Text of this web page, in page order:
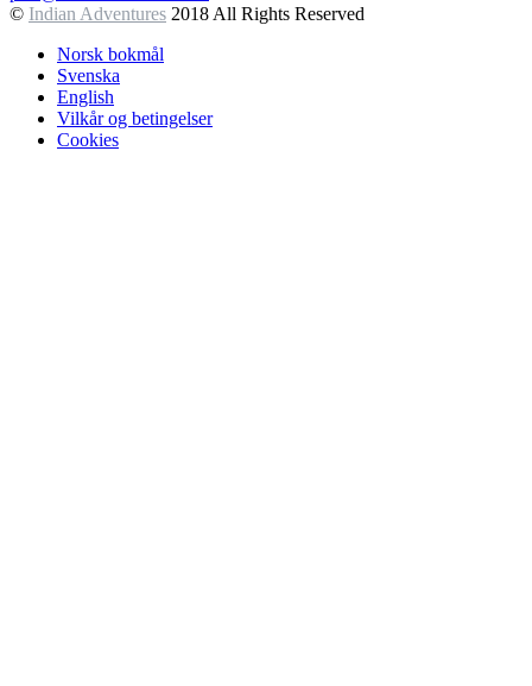
© Indian Adventures 2018 All Rights Reserved
Norsk bokmål
Svenska
English
Vilkår og betingelser
Cookies